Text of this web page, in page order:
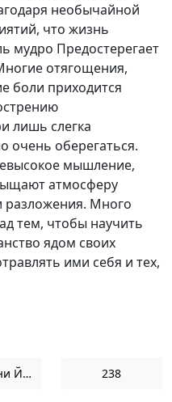
необычайной
что жизнь
мудро Предостерегает
отягощения,
боли приходится
лишь слегка
очень оберегаться.
мышление,
атмосферу
Много
тем, чтобы научить
ядом своих
ими себя и тех,
Грани Агни Йоги 1965 238